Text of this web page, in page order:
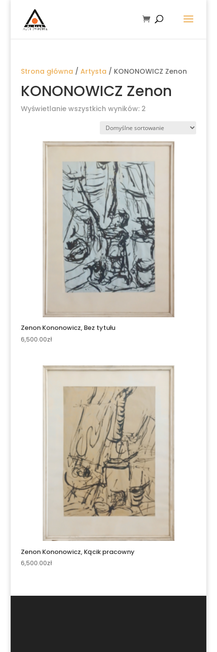
Strona główna / Artysta / KONONOWICZ Zenon
KONONOWICZ Zenon
Wyświetlanie wszystkich wyników: 2
Zenon Kononowicz, Bez tytułu
6,500.00zł
Zenon Kononowicz, Kącik pracowny
6,500.00zł